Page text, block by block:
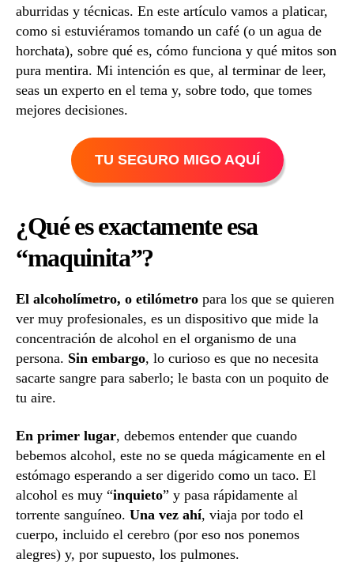
aburridas y técnicas. En este artículo vamos a platicar,
como si estuviéramos tomando un café (o un agua de
horchata), sobre qué es, cómo funciona y qué mitos son
pura mentira. Mi intención es que, al terminar de leer,
seas un experto en el tema y, sobre todo, que tomes
mejores decisiones.
TU SEGURO MIGO AQUÍ
¿Qué es exactamente esa
“maquinita”?
El alcoholímetro, o etilómetro para los que se quieren
ver muy profesionales, es un dispositivo que mide la
concentración de alcohol en el organismo de una
persona. Sin embargo, lo curioso es que no necesita
sacarte sangre para saberlo; le basta con un poquito de
tu aire.
En primer lugar, debemos entender que cuando
bebemos alcohol, este no se queda mágicamente en el
estómago esperando a ser digerido como un taco. El
alcohol es muy “inquieto” y pasa rápidamente al
torrente sanguíneo. Una vez ahí, viaja por todo el
cuerpo, incluido el cerebro (por eso nos ponemos
alegres) y, por supuesto, los pulmones.